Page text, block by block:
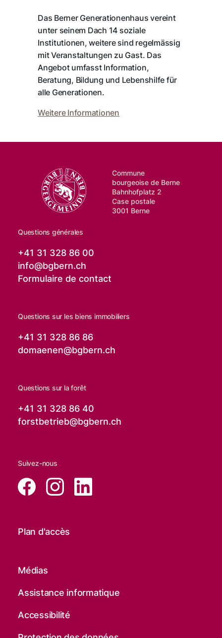
Das Berner Generationenhaus vereint
unter seinem Dach 14 soziale
Institutionen, weitere sind regelmässig
mit Veranstaltungen zu Gast. Das
Angebot umfasst Information,
Beratung, Bildung und Lebenshilfe für
alle Generationen.
Weitere Informationen
Commune
bourgeoise de Berne
Bahnhofplatz 2
Case postale
3001 Berne
Questions générales
+41 31 328 86 00
info@bgbern.ch
Formulaire de contact
Questions sur les biens immobiliers
+41 31 328 86 86
domaenen@bgbern.ch
Questions sur la forêt
+41 31 328 86 40
forstbetrieb@bgbern.ch
Suivez-nous
Plan d'accès
Médias
Assistance informatique
Accessibilité